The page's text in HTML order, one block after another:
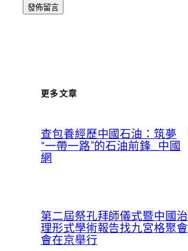
更多文章
查包養經歷中國石油：筑夢
“一帶一路”的石油前鋒_中國
網
第二屆祭孔拜師儀式暨中國治
理形式學術報告找九宮格聚會
會在京舉行